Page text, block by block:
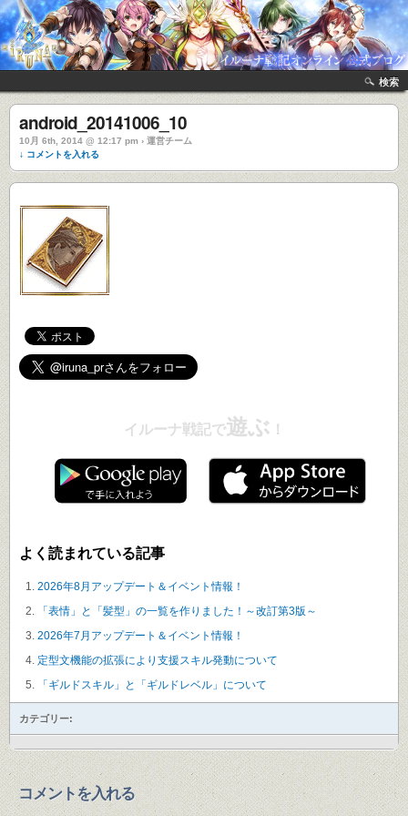
検索
android_20141006_10
10月 6th, 2014 @ 12:17 pm › 運営チーム
↓ コメントを入れる
イルーナ戦記で遊ぶ
よく読まれている記事
2026年8月アップデート＆イベント情報！
「表情」と「髪型」の一覧を作りました！～改訂第3版～
2026年7月アップデート＆イベント情報！
定型文機能の拡張により支援スキル発動について
「ギルドスキル」と「ギルドレベル」について
カテゴリー:
コメントを入れる